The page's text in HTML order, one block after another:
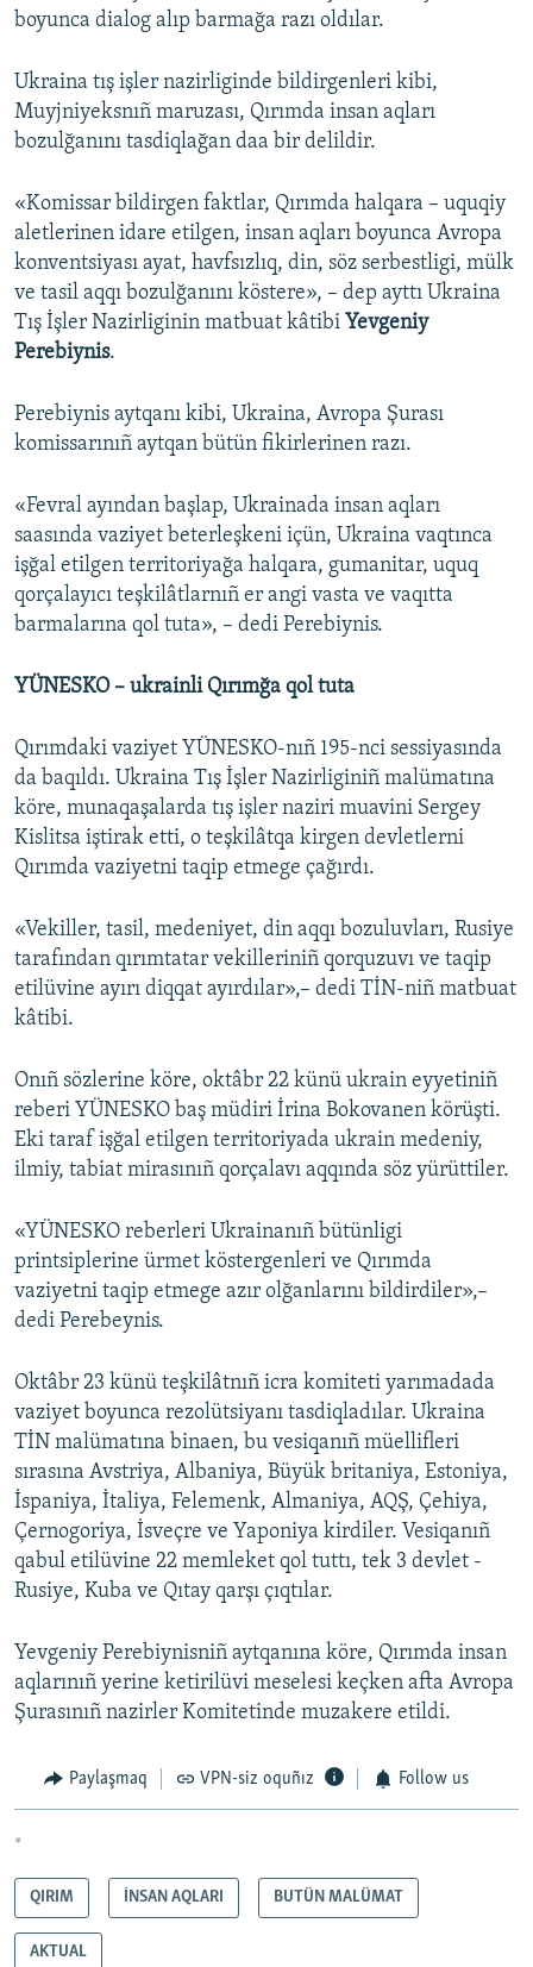
boyunca dialog alıp barmağa razı oldılar.
Ukraina tış işler nazirliginde bildirgenleri kibi,
Muyjniyeksnıñ maruzası, Qırımda insan aqları
bozulğanını tasdiqlağan daa bir delildir.
«Komissar bildirgen faktlar, Qırımda halqara – uquqiy
aletlerinen idare etilgen, insan aqları boyunca Avropa
konventsiyası ayat, havfsızlıq, din, söz serbestligi, mülk
ve tasil aqqı bozulğanını köstere», – dep ayttı Ukraina
Tış İşler Nazirliginin matbuat kâtibi Yevgeniy
Perebiynis.
Perebiynis aytqanı kibi, Ukraina, Avropa Şurası
komissarınıñ aytqan bütün fikirlerinen razı.
«Fevral ayından başlap, Ukrainada insan aqları
saasında vaziyet beterleşkeni içün, Ukraina vaqtınca
işğal etilgen territoriyağa halqara, gumanitar, uquq
qorçalayıcı teşkilâtlarnıñ er angi vasta ve vaqıtta
barmalarına qol tuta», – dedi Perebiynis.
YÜNESKO – ukrainli Qırımğa qol tuta
Qırımdaki vaziyet YÜNESKO-nıñ 195-nci sessiyasında
da baqıldı. Ukraina Tış İşler Nazirliginiñ malümatına
köre, munaqaşalarda tış işler naziri muavini Sergey
Kislitsa iştirak etti, o teşkilâtqa kirgen devletlerni
Qırımda vaziyetni taqip etmege çağırdı.
«Vekiller, tasil, medeniyet, din aqqı bozuluvları, Rusiye
tarafından qırımtatar vekilleriniñ qorquzuvı ve taqip
etilüvine ayırı diqqat ayırdılar»,– dedi TİN-niñ matbuat
kâtibi.
Onıñ sözlerine köre, oktâbr 22 künü ukrain eyyetiniñ
reberi YÜNESKO baş müdiri İrina Bokovanen körüşti.
Eki taraf işğal etilgen territoriyada ukrain medeniy,
ilmiy, tabiat mirasınıñ qorçalavı aqqında söz yürüttiler.
«YÜNESKO reberleri Ukrainanıñ bütünligi
printsiplerine ürmet köstergenleri ve Qırımda
vaziyetni taqip etmege azır olğanlarını bildirdiler»,–
dedi Perebeynis.
Oktâbr 23 künü teşkilâtnıñ icra komiteti yarımadada
vaziyet boyunca rezolütsiyanı tasdiqladılar. Ukraina
TİN malümatına binaen, bu vesiqanıñ müellifleri
sırasına Avstriya, Albaniya, Büyük britaniya, Estoniya,
İspaniya, İtaliya, Felemenk, Almaniya, AQŞ, Çehiya,
Çernogoriya, İsveçre ve Yaponiya kirdiler. Vesiqanıñ
qabul etilüvine 22 memleket qol tuttı, tek 3 devlet -
Rusiye, Kuba ve Qıtay qarşı çıqtılar.
Yevgeniy Perebiynisniñ aytqanına köre, Qırımda insan
aqlarınıñ yerine ketirilüvi meselesi keçken afta Avropa
Şurasınıñ nazirler Komitetinde muzakere etildi.
Paylaşmaq VPN-siz oquñız Follow us
*
QIRIM İNSAN AQLARI BUTÜN MALÜMAT
AKTUAL